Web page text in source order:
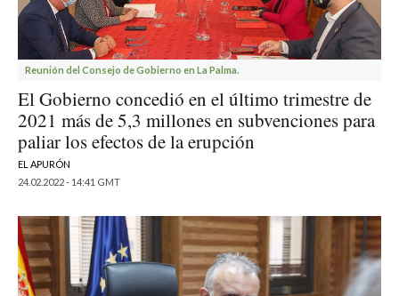
Reunión del Consejo de Gobierno en La Palma.
El Gobierno concedió en el último trimestre de
2021 más de 5,3 millones en subvenciones para
paliar los efectos de la erupción
EL APURÓN
24.02.2022 - 14:41 GMT